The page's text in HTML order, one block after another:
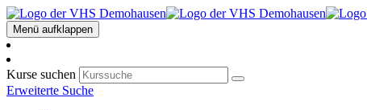
Menü aufklappen
Kurse suchen
Erweiterte Suche